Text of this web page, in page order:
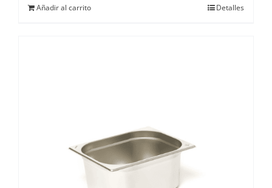
Añadir al carrito Detalles